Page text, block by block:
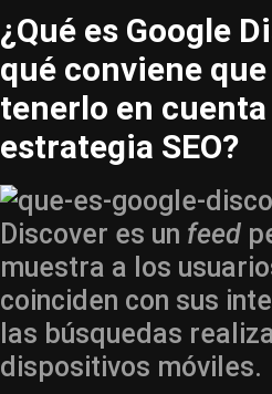
¿Qué es Google
qué conviene
tenerlo en
estrategia SEO?
Discover es un feed
muestra a los
coinciden con sus
las búsquedas
dispositivos móviles.